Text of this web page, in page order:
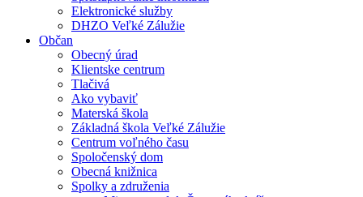
Elektronické služby
DHZO Veľké Zálužie
Občan
Obecný úrad
Klientske centrum
Tlačivá
Ako vybaviť
Materská škola
Základná škola Veľké Zálužie
Centrum voľného času
Spoločenský dom
Obecná knižnica
Spolky a združenia